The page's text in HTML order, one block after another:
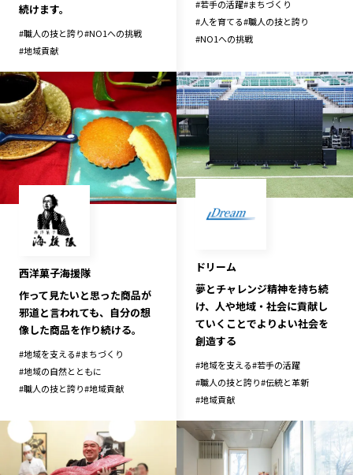
続けます。
#職人の技と誇り#NO1への挑戦
#地域貢献
#若手の活躍#まちづくり
#人を育てる#職人の技と誇り
#NO1への挑戦
西洋菓子海援隊
作って見たいと思った商品が
邪道と言われても、自分の想
像した商品を作り続ける。
#地域を支える#まちづくり
#地域の自然とともに
#職人の技と誇り#地域貢献
ドリーム
夢とチャレンジ精神を持ち続
け、​人や地域・社会に貢献し
ていくことでよりよい社会を
創造する
#地域を支える#若手の活躍
#職人の技と誇り#伝統と革新
#地域貢献